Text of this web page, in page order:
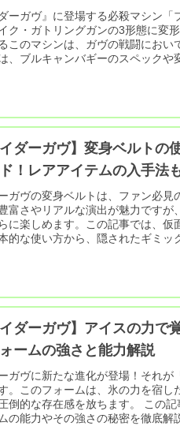
ーガヴ』に登場する必殺マシン「
ク・ガトリングガンの3形態に変
このマシンは、ガヴの戦闘におい
、ブルキャンバギーのスペックや
イダーガヴ】変身ベルトの
！レアアイテムの入手法
ガヴの変身ベルトは、ファン必見
富さやリアルな演出が魅力ですが
に楽しめます。この記事では、仮
的な使い方から、隠されたギミッ
イダーガヴ】アイスの力で
ームの強さと能力解説
ガヴに新たな進化が登場！それが
。このフォームは、氷の力を宿し
倒的な存在感を放ちます。 この
の能力やその強さの秘密を徹底解